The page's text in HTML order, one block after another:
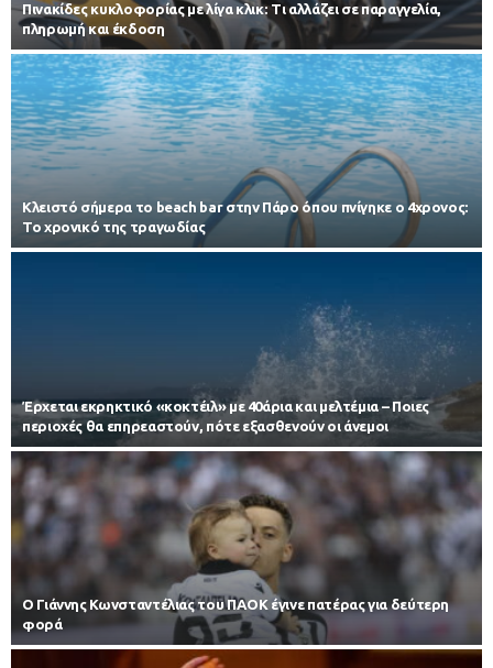
Πινακίδες κυκλοφορίας με λίγα κλικ: Τι αλλάζει σε παραγγελία,
πληρωμή και έκδοση
Κλειστό σήμερα το beach bar στην Πάρο όπου πνίγηκε ο 4χρονος:
Το χρονικό της τραγωδίας
Έρχεται εκρηκτικό «κοκτέιλ» με 40άρια και μελτέμια – Ποιες
περιοχές θα επηρεαστούν, πότε εξασθενούν οι άνεμοι
Ο Γιάννης Κωνσταντέλιας του ΠΑΟΚ έγινε πατέρας για δεύτερη
φορά